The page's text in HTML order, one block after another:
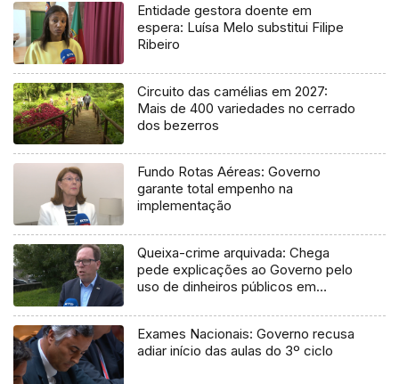
Entidade gestora doente em
espera: Luísa Melo substitui Filipe
Ribeiro
Circuito das camélias em 2027:
Mais de 400 variedades no cerrado
dos bezerros
Fundo Rotas Aéreas: Governo
garante total empenho na
implementação
Queixa-crime arquivada: Chega
pede explicações ao Governo pelo
uso de dinheiros públicos em
Exames Nacionais: Governo recusa
adiar início das aulas do 3º ciclo